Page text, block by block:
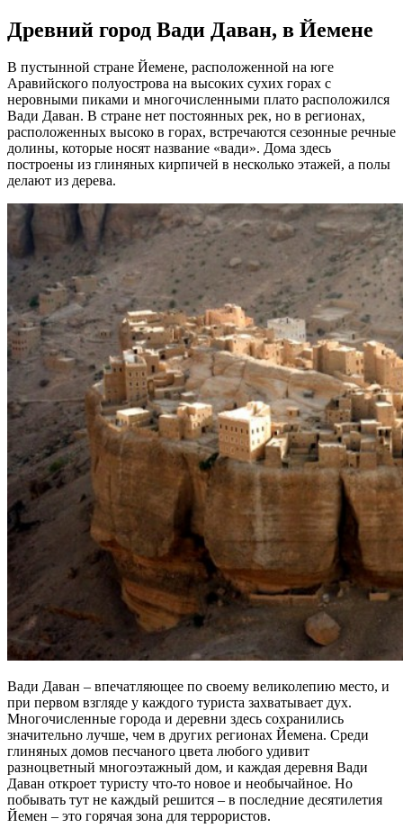
Древний город Вади Даван, в Йемене
В пустынной стране Йемене, расположенной на юге
Аравийского полуострова на высоких сухих горах с
неровными пиками и многочисленными плато расположился
Вади Даван. В стране нет постоянных рек, но в регионах,
расположенных высоко в горах, встречаются сезонные речные
долины, которые носят название «вади». Дома здесь
построены из глиняных кирпичей в несколько этажей, а полы
делают из дерева.
Вади Даван – впечатляющее по своему великолепию место, и
при первом взгляде у каждого туриста захватывает дух.
Многочисленные города и деревни здесь сохранились
значительно лучше, чем в других регионах Йемена. Среди
глиняных домов песчаного цвета любого удивит
разноцветный многоэтажный дом, и каждая деревня Вади
Даван откроет туристу что-то новое и необычайное. Но
побывать тут не каждый решится – в последние десятилетия
Йемен – это горячая зона для террористов.